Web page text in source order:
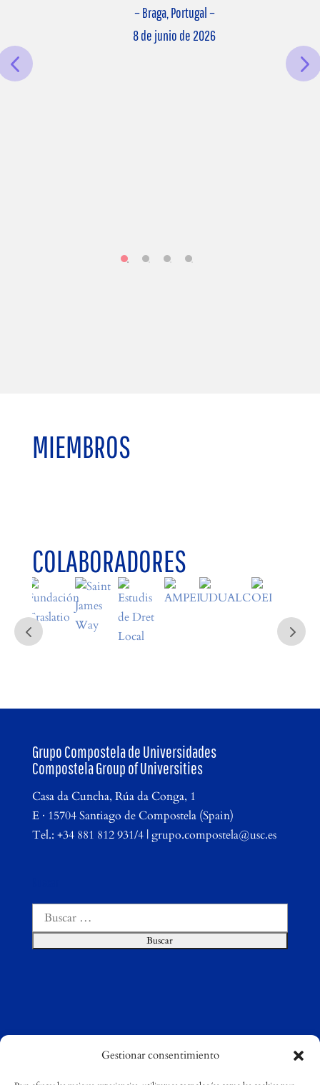
Gestionar consentimiento
– Braga, Portugal –
8 de junio de 2026
MIEMBROS
COLABORADORES
Grupo Compostela de Universidades
Compostela Group of Universities
Casa da Cuncha, Rúa da Conga, 1
E · 15704 Santiago de Compostela (Spain)
Tel.: +34 881 812 931/4 | grupo.compostela@usc.es
Buscar: